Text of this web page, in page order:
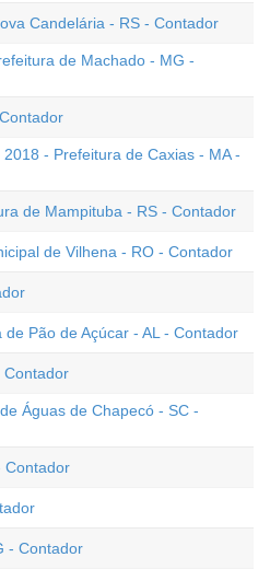
Candelária - RS - Contador
de Machado - MG -
- Prefeitura de Caxias - MA -
de Mampituba - RS - Contador
de Vilhena - RO - Contador
Pão de Açúcar - AL - Contador
Contador
Águas de Chapecó - SC -
Contador
- Contador